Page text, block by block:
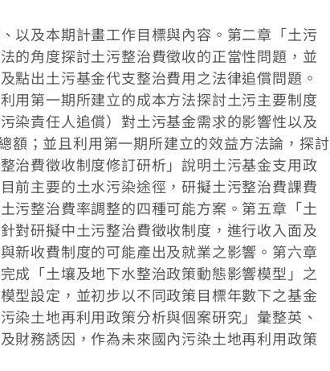
以及本期計畫工作目標與內容。第二章「土污
的角度探討土污整治費徵收的正當性問題，並
點出土污基金代支整治費用之法律追償問題。
用第一期所建立的成本方法探討土污主要制度
染責任人追償）對土污基金需求的影響性以及
額；並且利用第一期所建立的效益方法論，探討
治費徵收制度修訂研析」說明土污基金支用政
前主要的土水污染途徑，研擬土污整治費課費
污整治費率調整的四種可能方案。第五章「土
對研擬中土污整治費徵收制度，進行收入面及
新收費制度的可能產出及就業之影響。第六章
成「土壤及地下水整治政策動態影響模型」之
型設定，並初步以不同政策目標年數下之基金
染土地再利用政策分析與個案研究」彙整英、
財務誘因，作為未來國內污染土地再利用政策